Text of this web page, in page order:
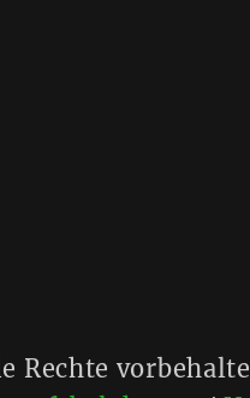
Rechte